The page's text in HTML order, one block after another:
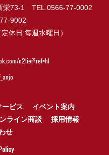
栄73-1 TEL.0566-77-0002
9002
休日:毎週水曜日）
o2lief?ref=hl
ービス
イベント案内
ライン商談
採用情報
せ